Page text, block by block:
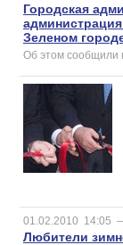
Городская
Зеленом
Об этом сообщили
01.02.2010 14:05
Любители